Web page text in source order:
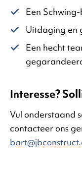
Een
Uitdaging en
Een hecht
Interesse?
Vul onderstaand
contacteer ons